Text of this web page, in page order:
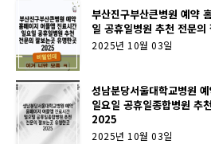
부산진구부산큰병원 예약
일 공휴일병원 추천 전문
2025년 10월 03일
성남분당서울대학교병원
일요일 공휴일종합병원 추
2025
2025년 10월 03일